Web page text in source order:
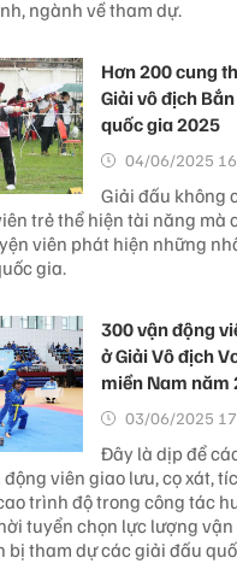
ngành về tham dự.
Hơn 200 cung
Giải vô địch
quốc gia 2025
04/06/2025
Giải đấu không
trẻ thể hiện tài năng mà
viên phát hiện những
gia.
300 vận động
ở Giải Vô địch
miền Nam năm
03/06/2025
Đây là dịp để
viên giao lưu, cọ xát,
trình độ trong công tác
tuyển chọn lực lượng vận
bị tham dự các giải đấu